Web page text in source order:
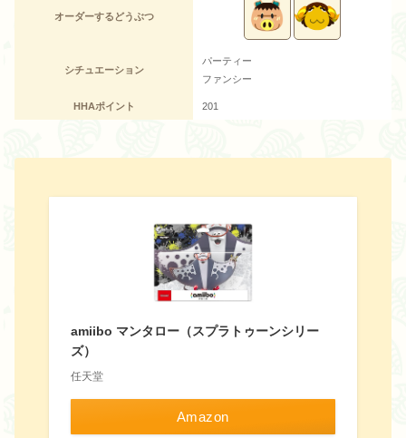
オーダーするどうぶつ
シチュエーション
パーティー
ファンシー
HHAポイント 201
amiibo マンタロー（スプラトゥーンシリー
ズ）
任天堂
Amazon